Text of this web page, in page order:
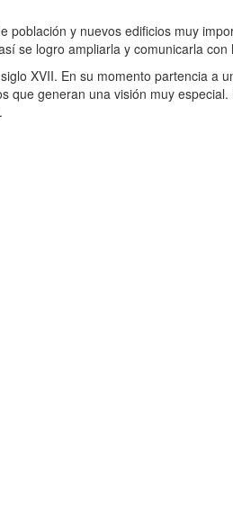
y nuevos edificios muy
se logro ampliarla y comunicarla
XVII. En su momento partencia a
generan una visión muy